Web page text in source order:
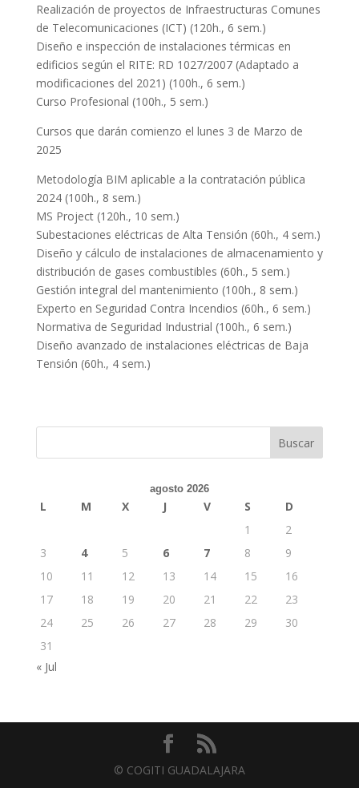
Realización de proyectos de Infraestructuras Comunes
de Telecomunicaciones (ICT) (120h., 6 sem.)
Diseño e inspección de instalaciones térmicas en
edificios según el RITE: RD 1027/2007 (Adaptado a
modificaciones del 2021) (100h., 6 sem.)
Curso Profesional (100h., 5 sem.)
Cursos que darán comienzo el lunes 3 de Marzo de
2025
Metodología BIM aplicable a la contratación pública
2024 (100h., 8 sem.)
MS Project (120h., 10 sem.)
Subestaciones eléctricas de Alta Tensión (60h., 4 sem.)
Diseño y cálculo de instalaciones de almacenamiento y
distribución de gases combustibles (60h., 5 sem.)
Gestión integral del mantenimiento (100h., 8 sem.)
Experto en Seguridad Contra Incendios (60h., 6 sem.)
Normativa de Seguridad Industrial (100h., 6 sem.)
Diseño avanzado de instalaciones eléctricas de Baja
Tensión (60h., 4 sem.)
Buscar
agosto 2026
L M X J V S
D
1
2
3
4 5 6 7 8
9
10
11 12 13 14 15
16
17
18 19 20 21 22
23
24
25 26 27 28 29
30
31
« Jul
© COGITI GUADALAJARA